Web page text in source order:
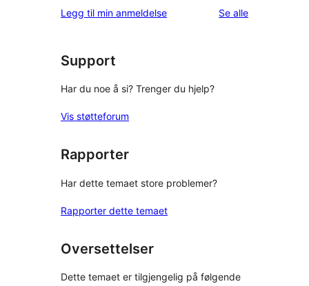
reviews
star
Legg til min anmeldelse Se alleomtalene
Support
Har du noe å si? Trenger du hjelp?
Vis støtteforum
Rapporter
Har dette temaet store problemer?
Rapporter dette temaet
Oversettelser
Dette temaet er tilgjengelig på følgende